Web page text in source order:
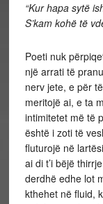
“Kur hapa sytë
S’kam kohë të
Poeti nuk
një arrati të
nerv jete, e për
meritojë ai, e ta
intimitetet më të
është i zoti të
fluturojë në
ai di t’i bëjë
derdhë edhe lot
kthehet në fluid,